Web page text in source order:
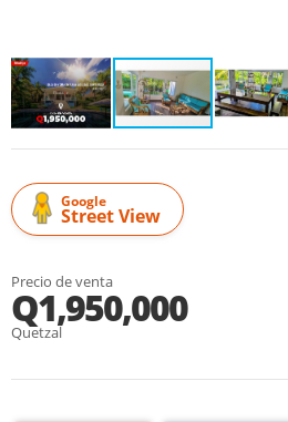
Google
Street View
Precio de venta
Q1,950,000
Quetzal